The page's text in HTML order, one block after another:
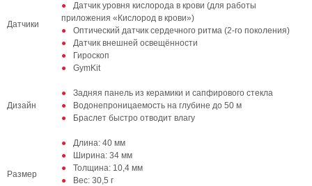
Датчики
Датчик уровня кислорода в крови (для работы
приложения «Кислород в крови»)
Оптический датчик сердечного ритма (2‑го поколения)
Датчик внешней освещённости
Гироскоп
GymKit
Дизайн
Задняя панель из керамики и сапфирового стекла
Водонепроницаемость на глубине до 50 м
Браслет быстро отводит влагу
Размер
Длина: 40 мм
Ширина: 34 мм
Толщина: 10,4 мм
Вес: 30,5 г